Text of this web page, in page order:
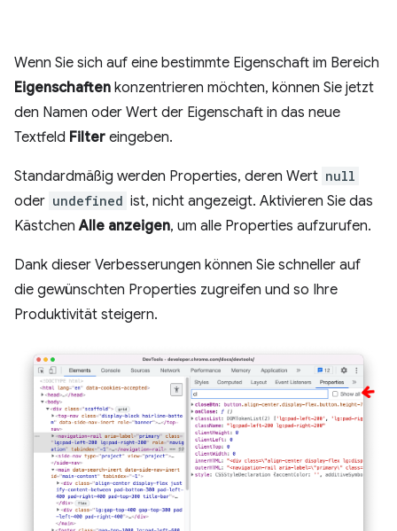
Wenn Sie sich auf eine bestimmte Eigenschaft im Bereich
Eigenschaften konzentrieren möchten, können Sie jetzt
den Namen oder Wert der Eigenschaft in das neue
Textfeld Filter eingeben.
Standardmäßig werden Properties, deren Wert null
oder undefined ist, nicht angezeigt. Aktivieren Sie das
KästchenAlle anzeigen, um alle Properties aufzurufen.
Dank dieser Verbesserungen können Sie schneller auf
die gewünschten Properties zugreifen und so Ihre
Produktivität steigern.